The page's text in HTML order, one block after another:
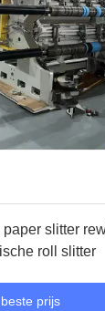
slitter
roll slitter
prijs